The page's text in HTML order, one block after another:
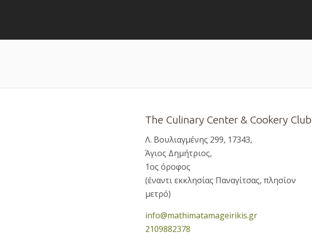
The Culinary Center & Cookery Club
Λ. Βουλιαγμένης 299, 17343,
Άγιος Δημήτριος,
1ος όροφος
(έναντι εκκλησίας Παναγίτσας, πλησίον
μετρό)
info@mathimatamageirikis.gr
2109882378